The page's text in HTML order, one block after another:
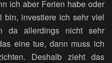
ich aber Ferien habe oder
bin, investiere ich sehr viel
da allerdings nicht sehr
eine tue, dann muss ich
Deshalb zieht das